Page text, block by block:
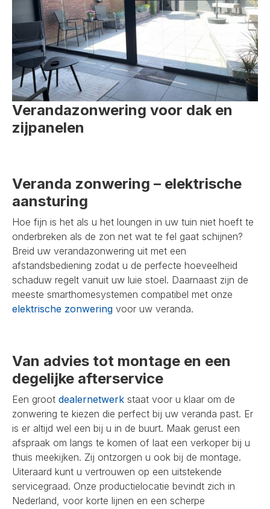
Verandazonwering voor dak en
zijpanelen
Veranda zonwering – elektrische
aansturing
Hoe fijn is het als u het loungen in uw tuin niet hoeft te
onderbreken als de zon net wat te fel gaat schijnen?
Breid uw verandazonwering uit met een
afstandsbediening zodat u de perfecte hoeveelheid
schaduw regelt vanuit uw luie stoel. Daarnaast zijn de
meeste smarthomesystemen compatibel met onze
elektrische zonwering voor uw veranda.
Van advies tot montage en een
degelijke afterservice
Een groot dealernetwerk staat voor u klaar om de
zonwering te kiezen die perfect bij uw veranda past. Er
is er altijd wel een bij u in de buurt. Maak gerust een
afspraak om langs te komen of laat een verkoper bij u
thuis meekijken. Zij ontzorgen u ook bij de montage.
Uiteraard kunt u vertrouwen op een uitstekende
servicegraad. Onze productielocatie bevindt zich in
Nederland, voor korte lijnen en een scherpe